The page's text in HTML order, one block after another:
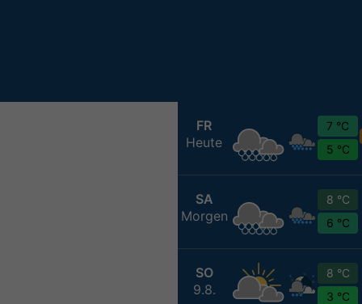
FR
Heute
7 °C
5 °C
SA
Morgen
8 °C
6 °C
SO
9.8.
8 °C
3 °C